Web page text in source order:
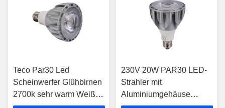
Teco Par30 Led
Scheinwerfer Glühbirnen
2700k sehr warm Weiß
230V Triac Dimmbar
230V 20W PAR30 LED-
Strahler mit
Aluminiumgehäuse
3000k nicht dimmbar